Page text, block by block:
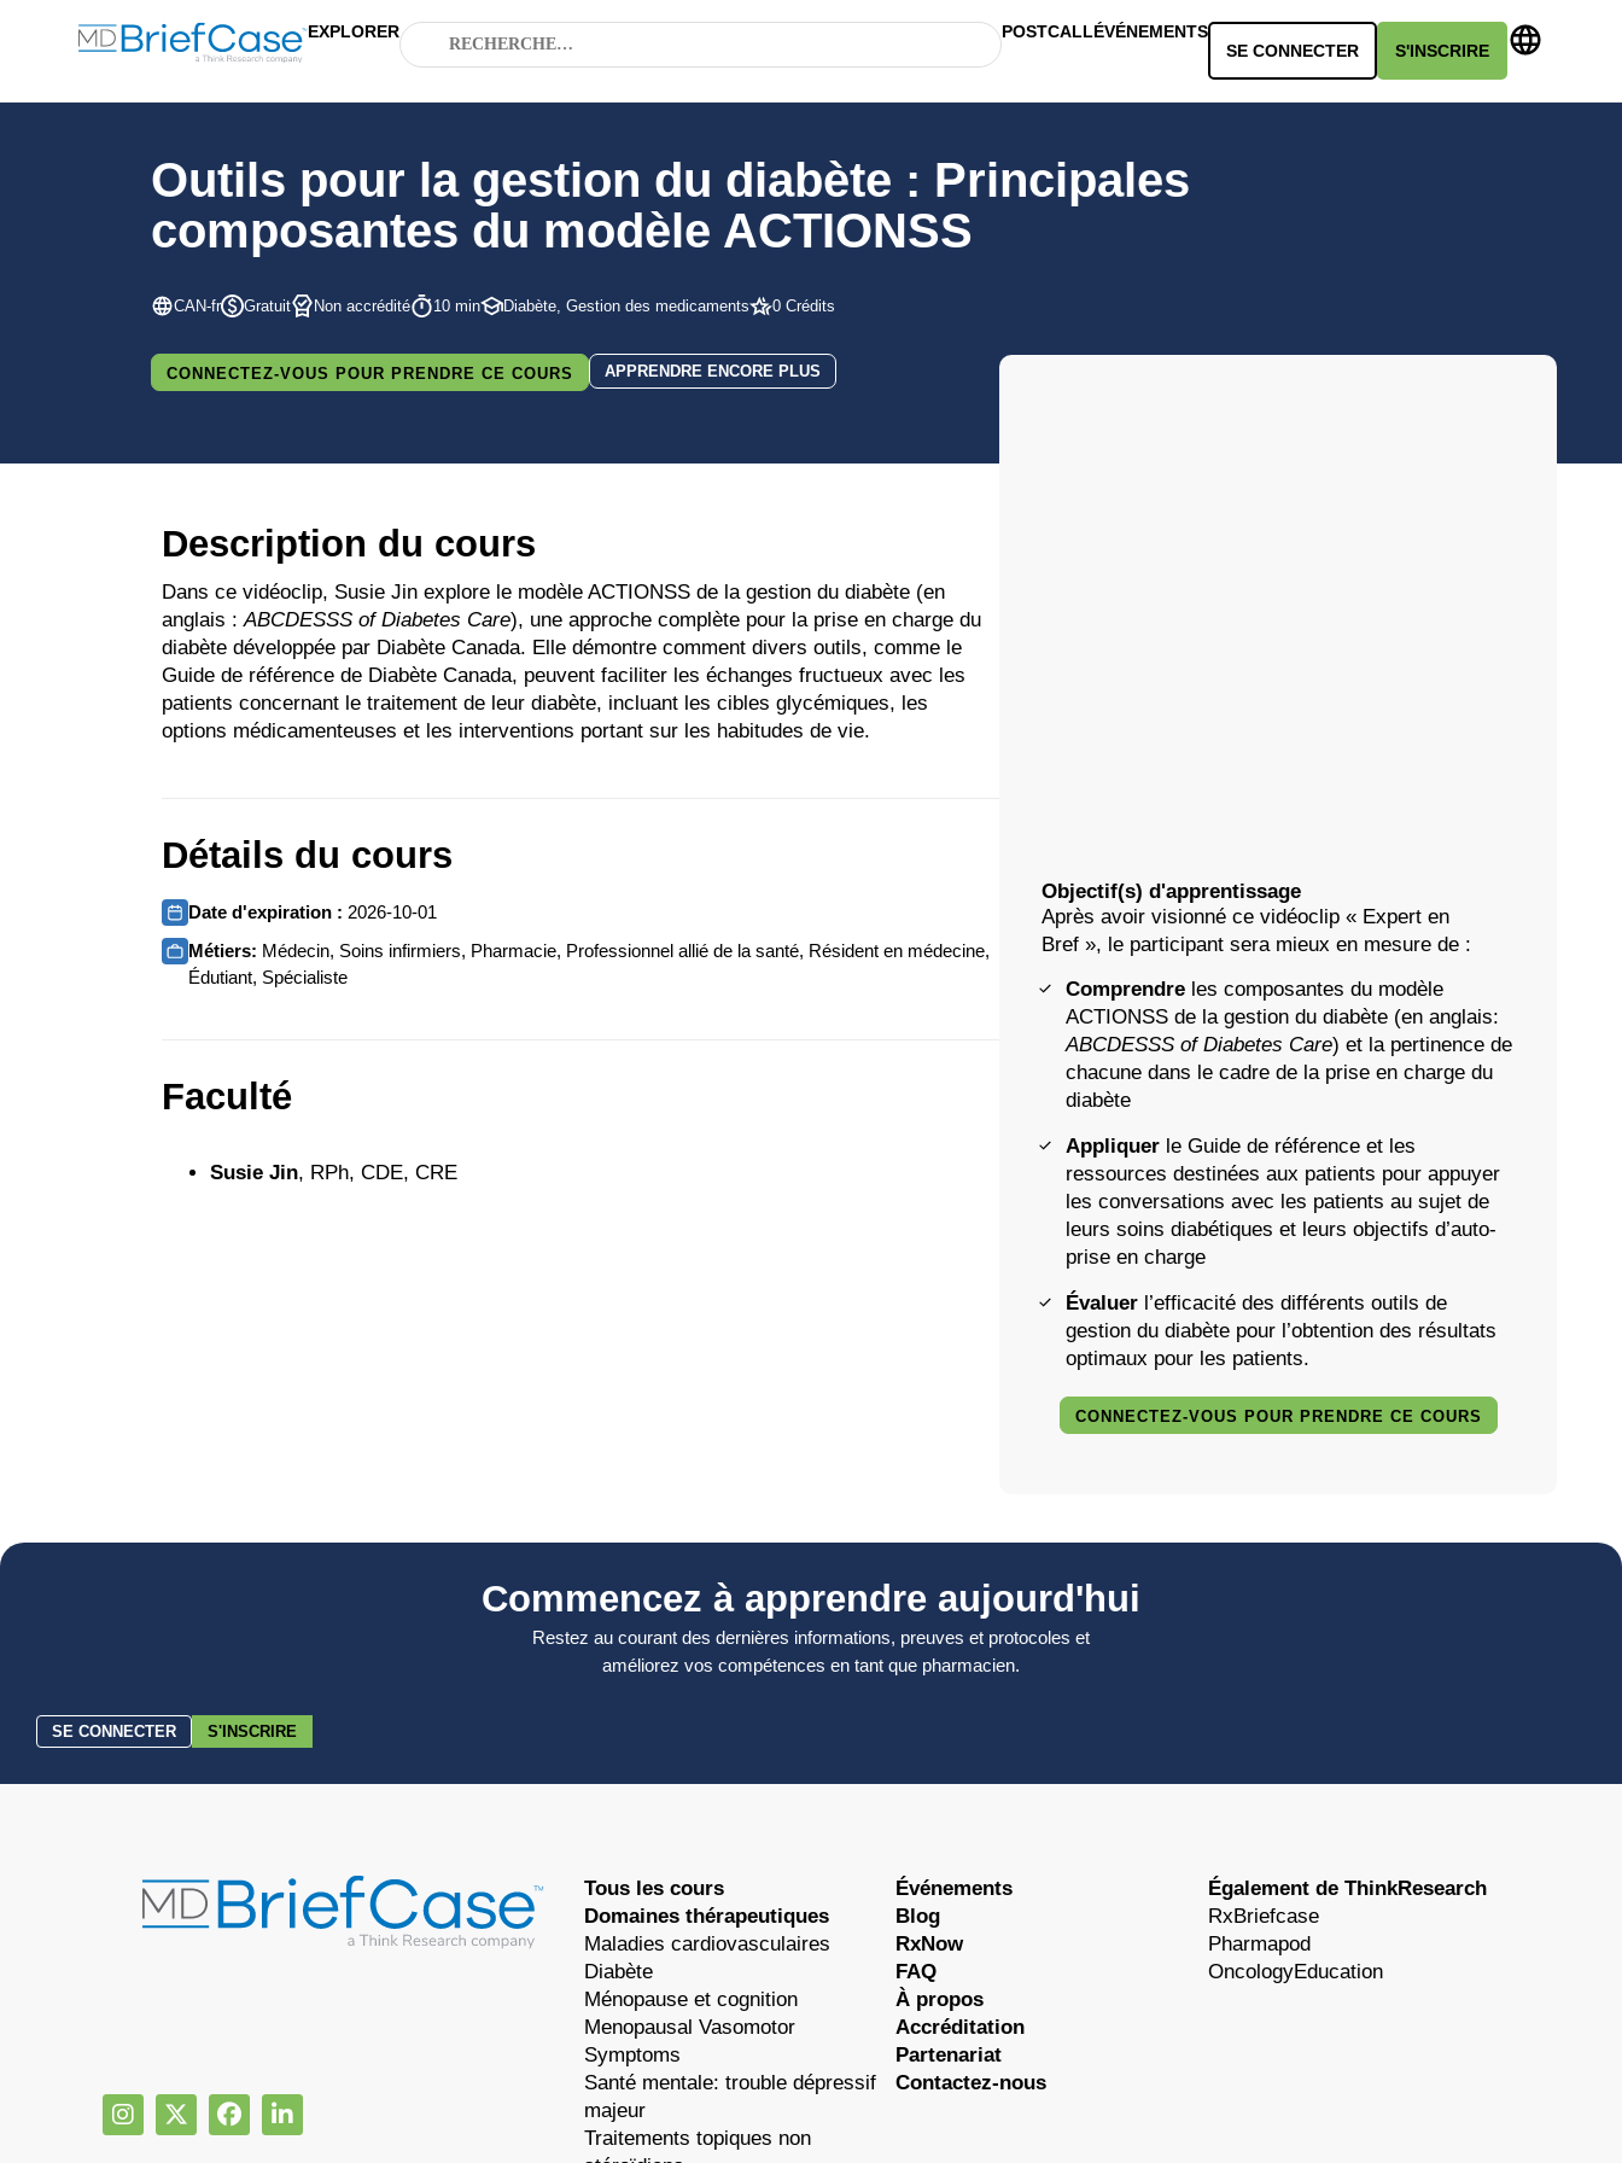
EXPLORER POSTCALLÉVÉNEMENTS
SE CONNECTER
S'INSCRIRE
Outils pour la gestion du diabète : Principales
composantes du modèle ACTIONSS
CAN-fr Gratuit Non accrédité 10 min Diabète, Gestion des medicaments 0 Crédits
CONNECTEZ-VOUS POUR PRENDRE CE COURS APPRENDRE ENCORE PLUS
Description du cours
Dans ce vidéoclip, Susie Jin explore le modèle ACTIONSS de la gestion du diabète (en
anglais :ABCDESSS of Diabetes Care), une approche complète pour la prise en charge du
diabète développée par Diabète Canada. Elle démontre comment divers outils, comme le
Guide de référence de Diabète Canada, peuvent faciliter les échanges fructueux avec les
patients concernant le traitement de leur diabète, incluant les cibles glycémiques, les
options médicamenteuses et les interventions portant sur les habitudes de vie.
Détails du cours
Date d'expiration : 2026-10-01
Métiers: Médecin, Soins infirmiers, Pharmacie, Professionnel allié de la santé, Résident en médecine,
Édutiant, Spécialiste
Faculté
Susie Jin, RPh, CDE, CRE
Objectif(s) d'apprentissage
Après avoir visionné ce vidéoclip « Expert en
Bref », le participant sera mieux en mesure de :
Comprendreles composantes du modèle
ACTIONSS de la gestion du diabète (en anglais:
ABCDESSS of Diabetes Care) et la pertinence de
chacune dans le cadre de la prise en charge du
diabète
Appliquerle Guide de référence et les
ressources destinées aux patients pour appuyer
les conversations avec les patients au sujet de
leurs soins diabétiques et leurs objectifs d’auto-
prise en charge
Évaluerl’efficacité des différents outils de
gestion du diabète pour l’obtention des résultats
optimaux pour les patients.
CONNECTEZ-VOUS POUR PRENDRE CE COURS
Commencez à apprendre aujourd'hui
Restez au courant des dernières informations, preuves et protocoles et
améliorez vos compétences en tant que pharmacien.
SE CONNECTER S'INSCRIRE
Tous les cours
Domaines thérapeutiques
Maladies cardiovasculaires
Diabète
Ménopause et cognition
Menopausal Vasomotor
Symptoms
Santé mentale: trouble dépressif
majeur
Traitements topiques non
Événements
Blog
RxNow
FAQ
À propos
Accréditation
Partenariat
Contactez-nous
Également de ThinkResearch
RxBriefcase
Pharmapod
OncologyEducation